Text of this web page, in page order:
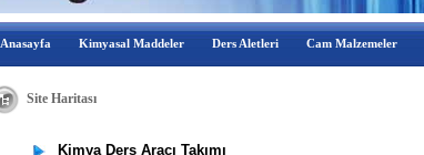
Anasayfa Kimyasal Maddeler Ders Aletleri Cam Malzemeler
Site Haritası
Kimya Ders Aracı Takımı